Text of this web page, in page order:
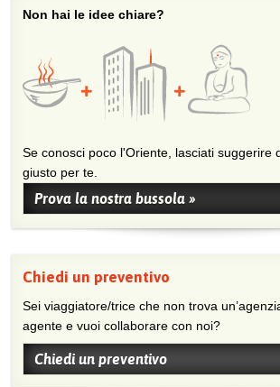
Non hai le idee chiare?
Se conosci poco l'Oriente, lasciati suggerire
giusto per te.
Prova la nostra bussola »
Chiedi un preventivo
Sei viaggiatore/trice che non trova un’agenzia vicina o sei
agente e vuoi collaborare con noi?
Chiedi un preventivo